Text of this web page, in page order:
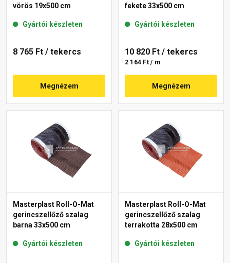
vörös 19x500 cm
Gyártói készleten
8 765 Ft / tekercs
Megnézem
fekete 33x500 cm
Gyártói készleten
10 820 Ft / tekercs
2 164 Ft / m
Megnézem
Masterplast Roll-O-Mat
gerincszellőző szalag
barna 33x500 cm
Gyártói készleten
Masterplast Roll-O-Mat
gerincszellőző szalag
terrakotta 28x500 cm
Gyártói készleten